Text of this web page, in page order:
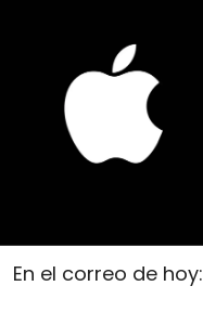
En el correo de hoy: